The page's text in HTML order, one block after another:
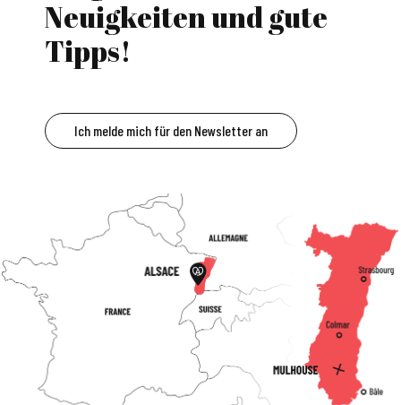
Neuigkeiten und gute
Tipps!
Ich melde mich für den Newsletter an